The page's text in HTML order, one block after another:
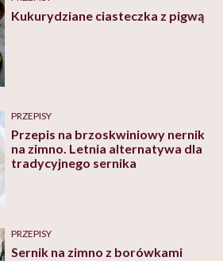
Kukurydziane ciasteczka z pigwą
PRZEPISY
Przepis na brzoskwiniowy nernik
na zimno. Letnia alternatywa dla
tradycyjnego sernika
PRZEPISY
Sernik na zimno z borówkami